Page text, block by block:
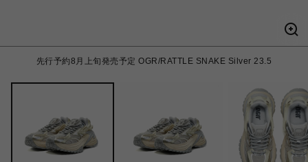
先行予約8月上旬発売予定 OGR/RATTLE SNAKE Silver 23.5